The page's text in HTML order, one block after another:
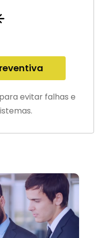
evitar falhas e